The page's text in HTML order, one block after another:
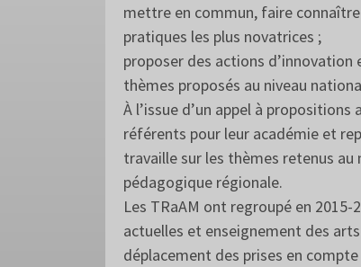
mettre en commun, faire
pratiques les plus novatrices ;
proposer des actions
thèmes proposés au niveau
À l’issue d’un appel à
référents pour leur académie et
travaille sur les thèmes retenus au
pédagogique régionale.
Les TRaAM ont regroupé en
actuelles et enseignement des
déplacement des prises en